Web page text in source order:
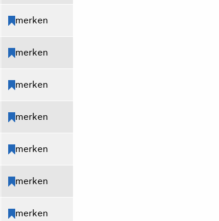
merken
merken
merken
merken
merken
merken
merken